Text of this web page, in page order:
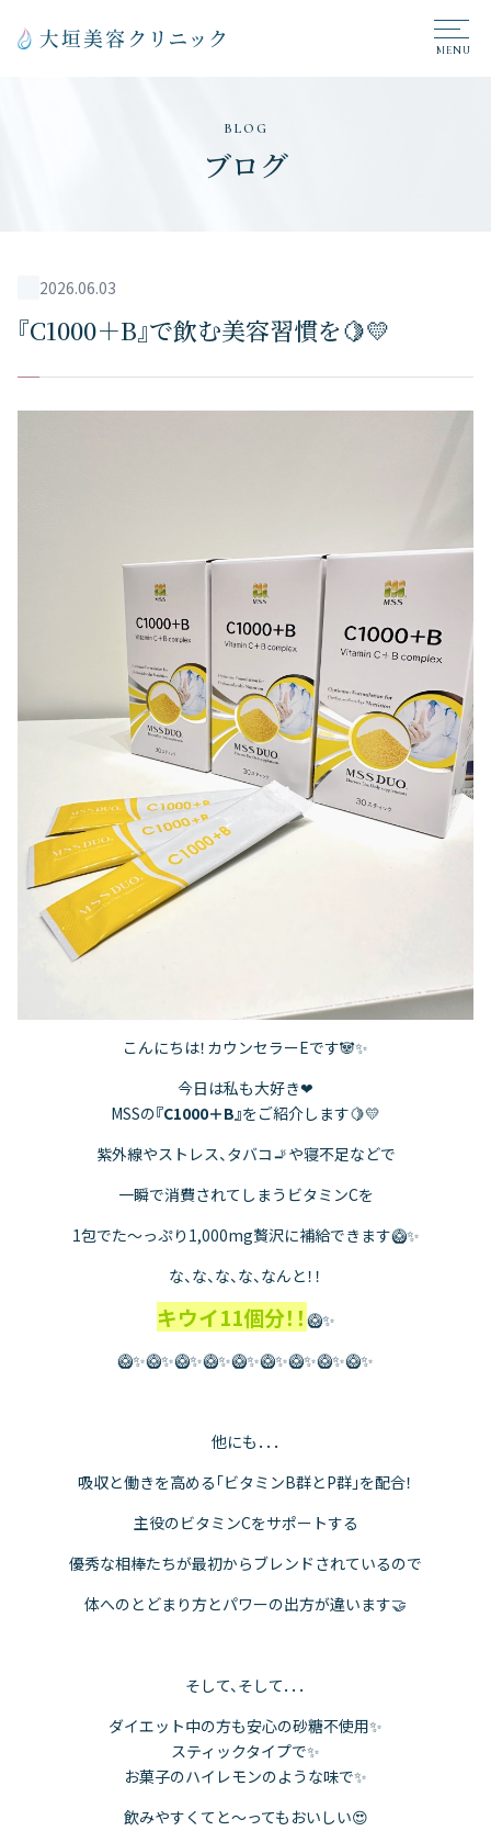
BLOG
ブログ
2026.06.03
『C1000＋B』で飲む美容習慣を🍋💛
こんにちは！カウンセラーEです🐼✨
今日は私も大好き❤
MSSの『C1000＋B』をご紹介します🍋💛
紫外線やストレス、タバコ🚬や寝不足などで
一瞬で消費されてしまうビタミンCを
1包でた～っぷり1,000mg贅沢に補給できます🥝✨
な、な、な、な、なんと！！
キウイ11個分！！ 🥝✨
🥝✨🥝✨🥝✨🥝✨🥝✨🥝✨🥝✨🥝✨🥝✨
他にも．．．
吸収と働きを高める「ビタミンB群とP群」を配合！
主役のビタミンCをサポートする
優秀な相棒たちが最初からブレンドされているので
体へのとどまり方とパワーの出方が違います🤝
そして、そして．．．
ダイエット中の方も安心の砂糖不使用✨
スティックタイプで✨
お菓子のハイレモンのような味で✨
飲みやすくてと～ってもおいしい😍